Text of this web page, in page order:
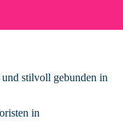
stilvoll gebunden in
in